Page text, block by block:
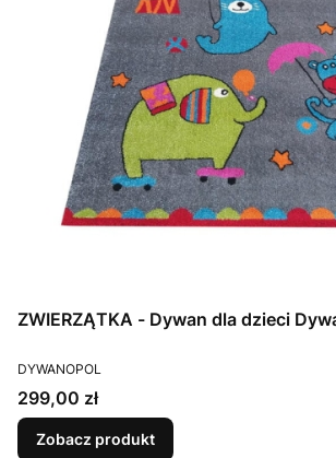
ZWIERZĄTKA - Dywan dla dzieci
PRODUCENT
DYWANOPOL
Cena
299,00 zł
Zobacz produkt